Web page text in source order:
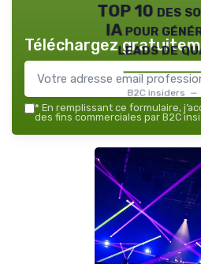
TOP 10 des
IA pour
leads de
B2C insiders —
Téléchargez
* En remplissant ce formulaire,
des fins commerciales par B2C